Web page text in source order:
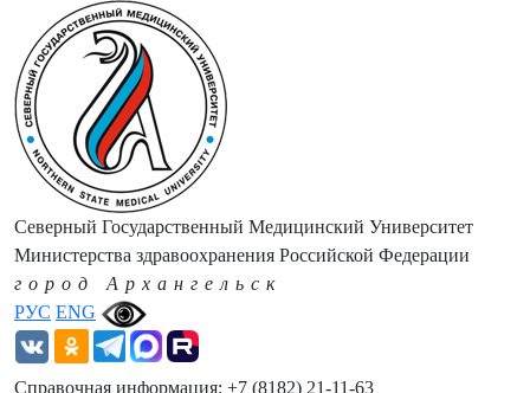
РУС ENG
Северный Государственный Медицинский Университет
Министерства здравоохранения Российской Федерации
город Архангельск
Справочная информация: +7 (8182) 21-11-63